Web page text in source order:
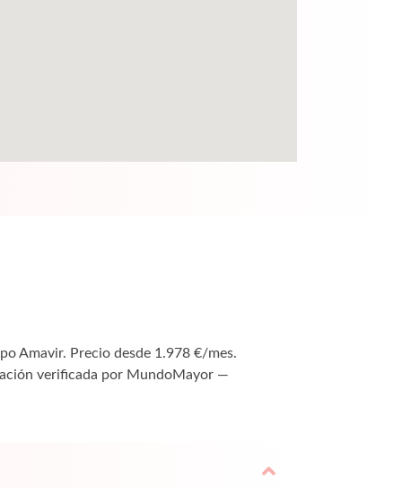
Amavir. Precio desde 1.978 €/mes.
verificada por MundoMayor —